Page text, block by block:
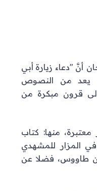
أنَّ "دعاء زيارة أبي
يعد من النصوص
إلى قرون مبكرة من
منها: كتاب
في المزار للمشهدي
طاووس، فضلا عن